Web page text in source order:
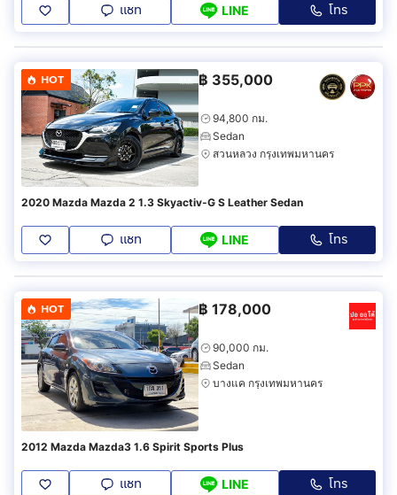
แชท LINE โทร
HOT ฿ 355,000
94,800 กม.
Sedan
สวนหลวง กรุงเทพมหานคร
2020 Mazda Mazda 2 1.3 Skyactiv-G S Leather Sedan
แชท LINE โทร
HOT ฿ 178,000
90,000 กม.
Sedan
บางแค กรุงเทพมหานคร
2012 Mazda Mazda3 1.6 Spirit Sports Plus
แชท LINE โทร